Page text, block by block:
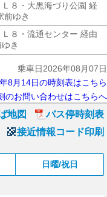
Ｌ８・大黒海づり公園 経
前ゆき
Ｌ８・流通センター 経由
き
乗車日2026年08月07日
8月14日の時刻表はこちら
のお問い合わせはこちらへ
地図
バス停時刻表
接近情報コード印刷
日曜/祝日